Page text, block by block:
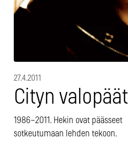
27.4.2011
Cityn valopäät
1986–2011. Hekin ovat päässeet
sotkeutumaan lehden tekoon.